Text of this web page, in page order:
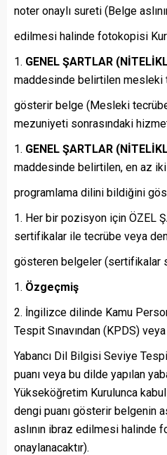
noter onaylı sureti (Belge
edilmesi halinde fotokopisi
GENEL ŞARTLAR
maddesinde belirtilen mesleki
gösterir belge (Mesleki
mezuniyeti sonrasındaki
GENEL ŞARTLAR
maddesinde belirtilen, en az
programlama dilini bildiğini
Her bir pozisyon için ÖZEL
sertifikalar ile tecrübe veya
gösteren belgeler (sertifikalar
Özgeçmiş
İngilizce dilinde Kamu
Tespit Sınavından (KPDS) veya
Yabancı Dil Bilgisi Seviye
puanı veya bu dilde yapılan
Yükseköğretim Kurulunca
dengi puanı gösterir belgenin
aslının ibraz edilmesi halinde
onaylanacaktır).